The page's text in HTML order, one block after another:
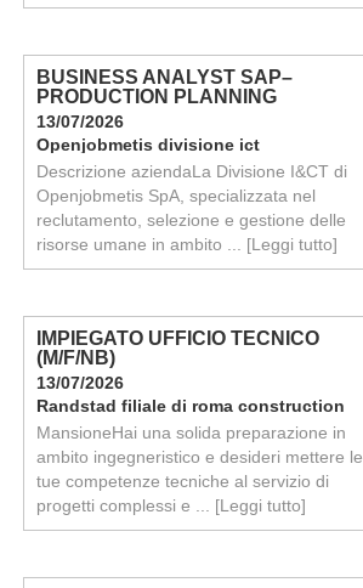
BUSINESS ANALYST SAP–
PRODUCTION PLANNING
13/07/2026
Openjobmetis divisione ict
Descrizione aziendaLa Divisione I&CT di
Openjobmetis SpA, specializzata nel
reclutamento, selezione e gestione delle
risorse umane in ambito ... [Leggi tutto]
IMPIEGATO UFFICIO TECNICO
(M/F/NB)
13/07/2026
Randstad filiale di roma construction
MansioneHai una solida preparazione in
ambito ingegneristico e desideri mettere le
tue competenze tecniche al servizio di
progetti complessi e ... [Leggi tutto]